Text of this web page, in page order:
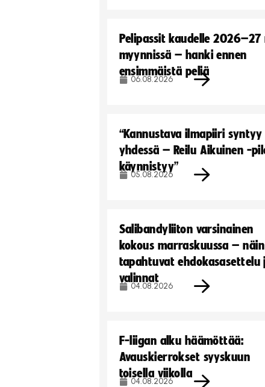
Pelipassit kaudelle
myynnissä – hanki ennen
ensimmäistä peliä
06.08.2026
“Kannustava ilmapiiri syntyy
yhdessä – Reilu Aikuinen -
käynnistyy”
05.08.2026
Salibandyliiton varsinainen
kokous marraskuussa – näin
tapahtuvat ehdokasasettelu
valinnat
04.08.2026
F-liigan alku häämöttää:
Avauskierrokset syyskuun
toisella viikolla
04.08.2026